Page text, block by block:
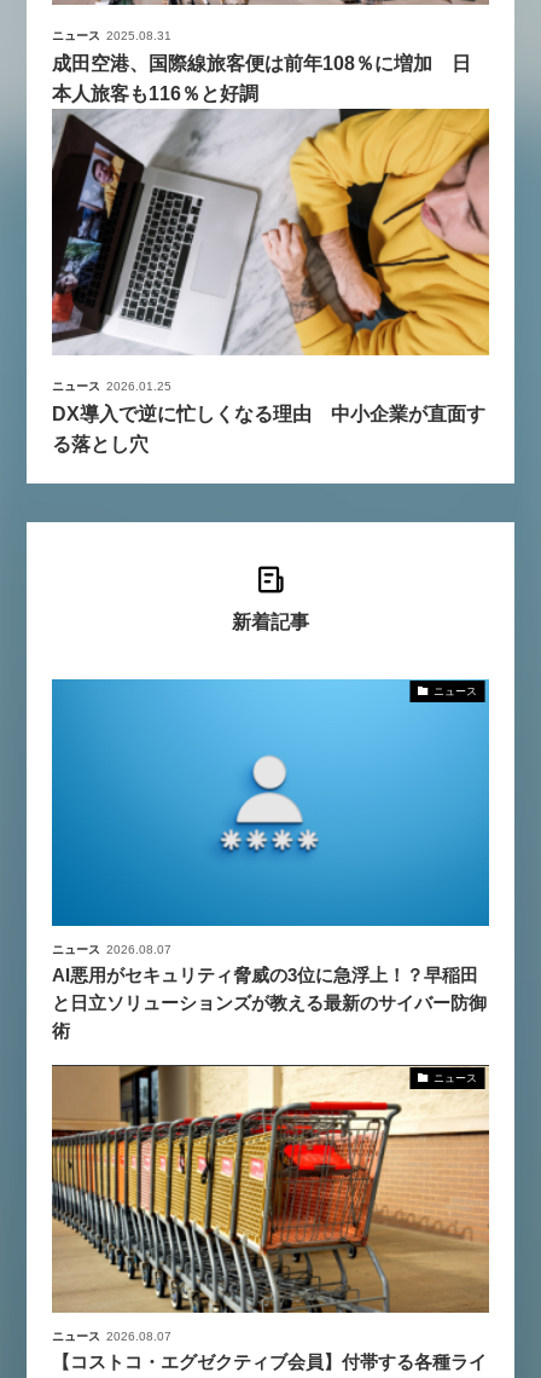
ニュース 2025.08.31
成田空港、国際線旅客便は前年108％に増加 日
本人旅客も116％と好調
ニュース 2026.01.25
DX導入で逆に忙しくなる理由 中小企業が直面す
る落とし穴
新着記事
ニュース
ニュース 2026.08.07
AI悪用がセキュリティ脅威の3位に急浮上！？早稲田
と日立ソリューションズが教える最新のサイバー防御
術
ニュース
ニュース 2026.08.07
【コストコ・エグゼクティブ会員】付帯する各種ライ